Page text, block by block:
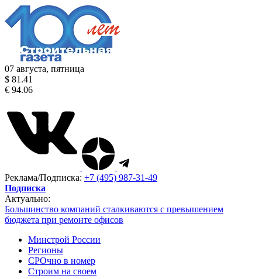
07 августа, пятница
$ 81.41
€ 94.06
Реклама/Подписка: +7 (495) 987-31-49
Подписка
Актуально:
Большинство компаний сталкиваются с превышением
бюджета при ремонте офисов
Минстрой России
Регионы
СРОчно в номер
Строим на своем